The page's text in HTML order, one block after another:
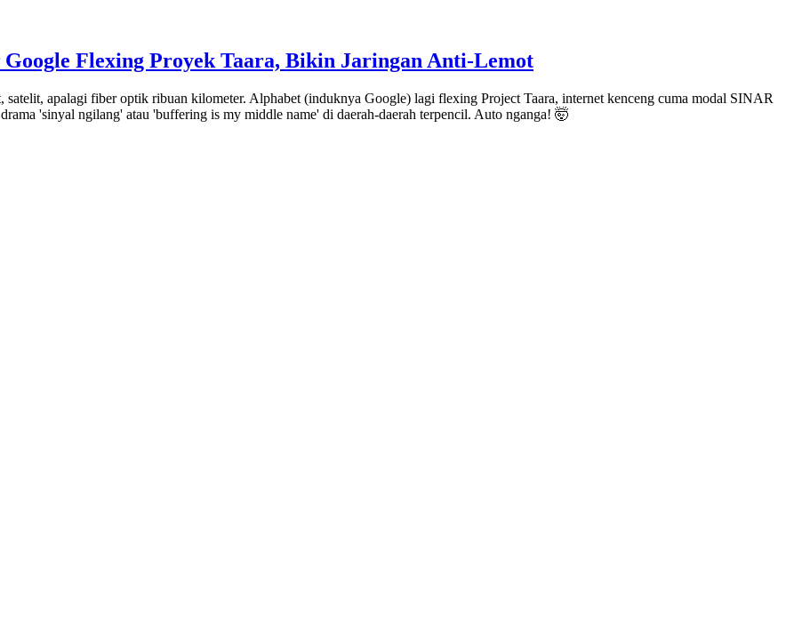
Google Flexing Proyek Taara, Bikin Jaringan Anti-Lemot
apalagi fiber optik ribuan kilometer. Alphabet (induknya Google) lagi flexing Project Taara, internet kenceng cuma modal SINAR
'sinyal ngilang' atau 'buffering is my middle name' di daerah-daerah terpencil. Auto nganga! 🤯